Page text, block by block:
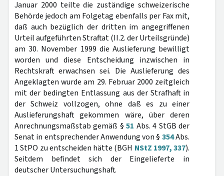
Januar 2000 teilte die zuständige schweizerische
Behörde jedoch am Folgetag ebenfalls per Fax mit,
daß auch bezüglich der dritten im angegriffenen
Urteil aufgeführten Straftat (II.2. der Urteilsgründe)
am 30. November 1999 die Auslieferung bewilligt
worden und diese Entscheidung inzwischen in
Rechtskraft erwachsen sei. Die Auslieferung des
Angeklagten wurde am 29. Februar 2000 zeitgleich
mit der bedingten Entlassung aus der Strafhaft in
der Schweiz vollzogen, ohne daß es zu einer
Auslieferungshaft gekommen wäre, über deren
Anrechnungsmaßstab gemäß §51 Abs. 4 StGB der
Senat in entsprechender Anwendung von § 354Abs.
1 StPO zu entscheiden hätte (BGH NStZ 1997, 337).
Seitdem befindet sich der Eingelieferte in
deutscher Untersuchungshaft.